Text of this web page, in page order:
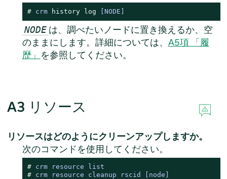
# crm history log [NODE]
NODE は、調べたいノードに置き換えるか、空
のままにします。詳細については、 A5項 「履
歴」 を参照してください。
A3 リソース
リソースはどのようにクリーンアップしますか。
次のコマンドを使用してください。
# crm resource list
# crm resource cleanup rscid [node]